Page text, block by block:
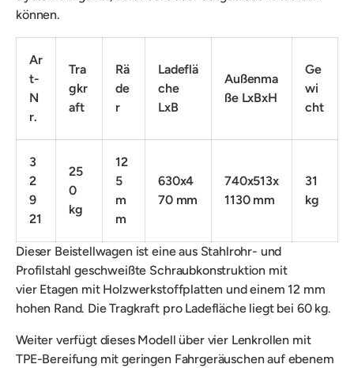
können.
Ar
t-
N
r.
Tra
gkr
aft
Rä
de
r
Ladeflä
che
LxB
Außenma
ße LxBxH
Ge
wi
cht
3
2
9
21
25
0
kg
12
5
m
m
630x4
70 mm
740x513x
1130 mm
31
kg
Dieser Beistellwagen ist eine aus Stahlrohr- und
Profilstahl geschweißte Schraubkonstruktion mit
vier Etagen mit Holzwerkstoffplatten und einem 12 mm
hohen Rand. Die Tragkraft pro Ladefläche liegt bei 60 kg.
Weiter verfügt dieses Modell über vier Lenkrollen mit
TPE-Bereifung mit geringen Fahrgeräuschen auf ebenem